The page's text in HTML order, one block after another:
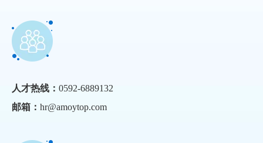
人才热线： 0592-6889132
邮箱： hr@amoytop.com